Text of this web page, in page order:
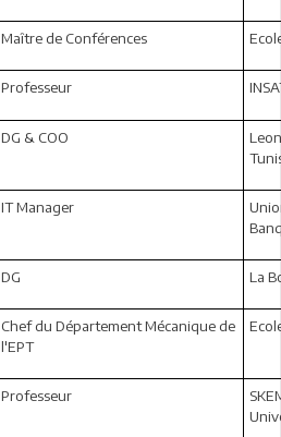
Maître de Conférences
Professeur
DG & COO
IT Manager
DG La
Chef du Département Mécanique de
l'EPT
Professeur